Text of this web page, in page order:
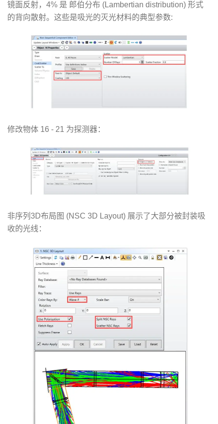
镜面反射，4% 是 郎伯分布 (Lambertian distribution) 形式
的背向散射。这些是吸光的灭光材料的典型参数:
修改物体 16 - 21 为探测器：
非序列3D布局图 (NSC 3D Layout) 展示了大部分被封装吸
收的光线：